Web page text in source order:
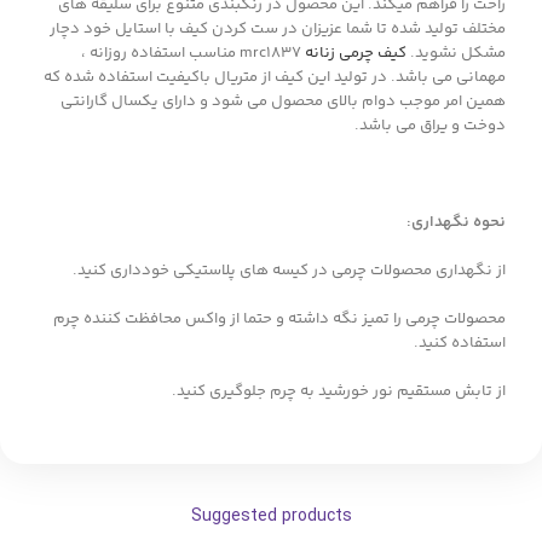
راحت را فراهم میکند. این محصول در رنگبندی متنوع برای سلیقه های
مختلف تولید شده تا شما عزیزان در ست کردن کیف با استایل خود دچار
مشکل نشوید. کیف چرمی زنانه
mrc1837 مناسب استفاده روزانه ،
مهمانی می باشد. در تولید این کیف از متریال باکیفیت استفاده شده که
همین امر موجب دوام بالای محصول می شود و دارای یکسال گارانتی
دوخت و یراق می باشد.
نحوه نگهداری:
از نگهداری محصولات چرمی در کیسه های پلاستیکی خودداری کنید.
محصولات چرمی را تمیز نگه داشته و حتما از واکس محافظت کننده چرم
استفاده کنید.
از تابش مستقیم نور خورشید به چرم جلوگیری کنید.
Suggested products